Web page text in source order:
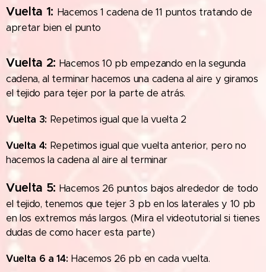
Vuelta 1: Hacemos 1 cadena de 11 puntos tratando de
apretar bien el punto
Vuelta 2: Hacemos 10 pb empezando en la segunda
cadena, al terminar hacemos una cadena al aire y giramos
el tejido para tejer por la parte de atrás.
Vuelta 3: Repetimos igual que la vuelta 2
Vuelta 4: Repetimos igual que vuelta anterior, pero no
hacemos la cadena al aire al terminar
Vuelta 5: Hacemos 26 puntos bajos alrededor de todo
el tejido, tenemos que tejer 3 pb en los laterales y 10 pb
en los extremos más largos. (Mira el videotutorial si tienes
dudas de como hacer esta parte)
Vuelta 6 a 14: Hacemos 26 pb en cada vuelta.